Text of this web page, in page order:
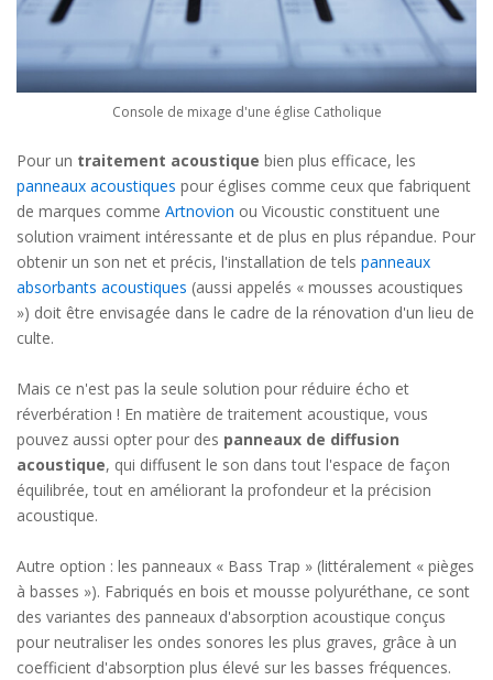
Console de mixage d'une église Catholique
Pour un traitement acoustique bien plus efficace, les
panneaux acoustiques pour églises comme ceux que fabriquent
de marques comme Artnovion ou Vicoustic constituent une
solution vraiment intéressante et de plus en plus répandue. Pour
obtenir un son net et précis, l'installation de tels panneaux
absorbants acoustiques (aussi appelés « mousses acoustiques
») doit être envisagée dans le cadre de la rénovation d'un lieu de
culte.
Mais ce n'est pas la seule solution pour réduire écho et
réverbération ! En matière de traitement acoustique, vous
pouvez aussi opter pour des panneaux de diffusion
acoustique, qui diffusent le son dans tout l'espace de façon
équilibrée, tout en améliorant la profondeur et la précision
acoustique.
Autre option : les panneaux « Bass Trap » (littéralement « pièges
à basses »). Fabriqués en bois et mousse polyuréthane, ce sont
des variantes des panneaux d'absorption acoustique conçus
pour neutraliser les ondes sonores les plus graves, grâce à un
coefficient d'absorption plus élevé sur les basses fréquences.